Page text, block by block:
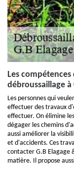
Les compétences
débroussaillage à
Les personnes qui
effectuer des travaux
effectuer. On élimine
dégager les chemins
aussi améliorer la
et d'accidents. Ces
contacter G.B Elagage
matière. Il propose